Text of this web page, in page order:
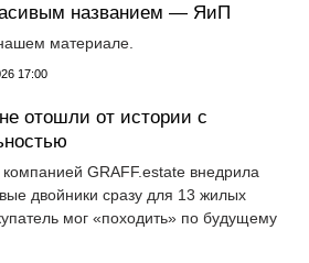
названием — ЯиП
материале.
17:00
отошли от истории с
компанией GRАFF.еstate внедрила
двойники сразу для 13 жилых
мог «походить» по будущему